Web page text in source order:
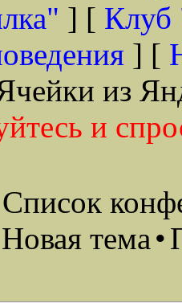
] [ Клуб
] [
из
и
Список
Новая тема•